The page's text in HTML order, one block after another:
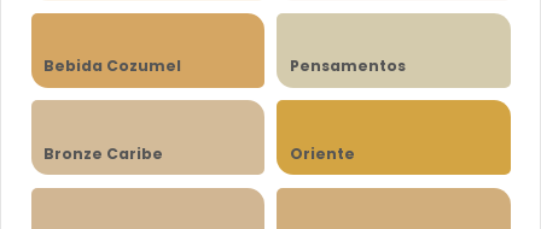
Bebida Cozumel Pensamentos
Bronze Caribe Oriente